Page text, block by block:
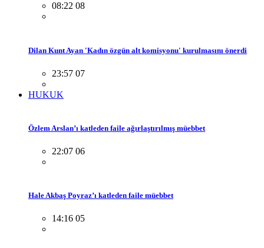
08:22 08
Dilan Kunt Ayan 'Kadın özgün alt komisyonu' kurulmasını önerdi
23:57 07
HUKUK
Özlem Arslan’ı katleden faile ağırlaştırılmış müebbet
22:07 06
Hale Akbaş Poyraz’ı katleden faile müebbet
14:16 05